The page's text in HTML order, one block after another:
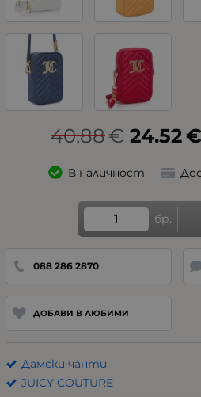
40.88€ 24.52€
В наличност
бр.
088 286 2870
ДОБАВИ В ЛЮБИМИ
Дамски чанти
JUICY COUTURE